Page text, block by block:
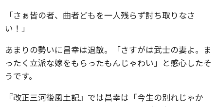
「さぁ皆の者、曲者どもを一人残らず討ち取りなさ
い！」
あまりの勢いに昌幸は退散。「さすがは武士の妻よ。ま
ったく立派な嫁をもらったもんじゃわい」と感心したそ
うです。
『改正三河後風土記』では昌幸は「今生の別れじゃか